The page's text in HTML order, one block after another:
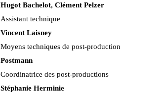
Hugot Bachelot, Clément Pelzer
Assistant technique
Vincent Laisney
Moyens techniques de post-production
Postmann
Coordinatrice des post-productions
Stéphanie Herminie